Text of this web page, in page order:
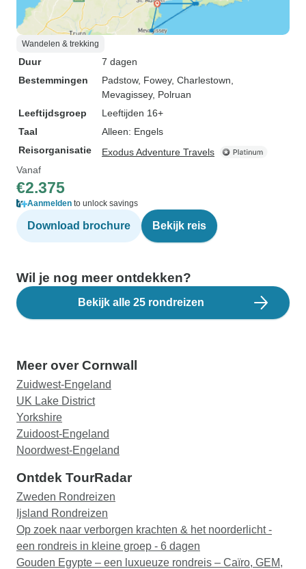
Wandelen & trekking
Duur
7 dagen
Bestemmingen
Padstow, Fowey, Charlestown
Mevagissey, Polruan
Leeftijdsgroep
Leeftijden 16+
Taal
Alleen: Engels
Reisorganisatie
Exodus Adventure Travels
Vanaf
€2.375
Aanmelden to unlock savings
Download brochure Bekijk reis
Wil je nog meer ontdekken?
Bekijk alle 25 rondreizen
Meer over Cornwall
Zuidwest-Engeland
UK Lake District
Yorkshire
Zuidoost-Engeland
Noordwest-Engeland
Ontdek TourRadar
Zweden Rondreizen
Ijsland Rondreizen
Op zoek naar verborgen krachten & het noorderlicht -
een rondreis in kleine groep - 6 dagen
Gouden Egypte – een luxueuze rondreis – Caïro, GEM,